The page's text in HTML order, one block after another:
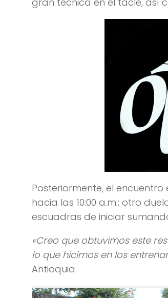
Posteriormente, el
hacia las 10:00 a.m.; otro
escuadras de iniciar
«Creo que obtuvimos este
lo que hicimos en los
Antioquia.